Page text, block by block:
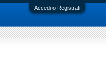
Accedi o Registrati